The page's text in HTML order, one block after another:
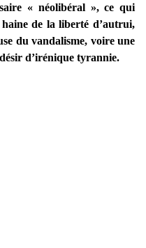
« néolibéral », ce qui
de la liberté d’autrui,
du vandalisme, voire une
d’irénique tyrannie.